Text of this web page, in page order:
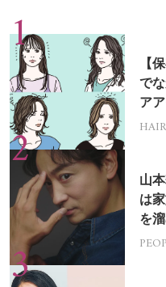
【
で
ア
HAIR
山
は
を